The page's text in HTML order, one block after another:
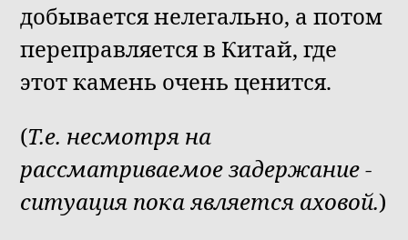
добывается нелегально, а потом
переправляется в Китай, где
этот камень очень ценится.
(Т.е. несмотря на
рассматриваемое задержание -
ситуация пока является аховой.)